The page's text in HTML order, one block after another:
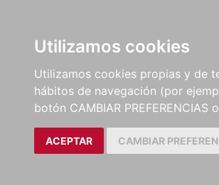
Utilizamos cookies
Utilizamos cookies propias y de
hábitos de navegación (por
botón CAMBIAR
ACEPTAR CAMBIAR
LIBROS
MÉTODOS Y
EJERCICIOS